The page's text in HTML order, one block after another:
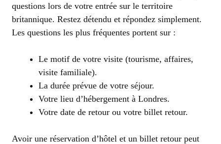
questions lors de votre entrée sur le territoire
britannique. Restez détendu et répondez simplement.
Les questions les plus fréquentes portent sur :
Le motif de votre visite (tourisme, affaires,
visite familiale).
La durée prévue de votre séjour.
Votre lieu d’hébergement à Londres.
Votre date de retour ou votre billet retour.
Avoir une réservation d’hôtel et un billet retour peut